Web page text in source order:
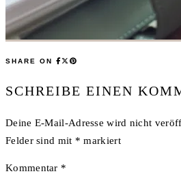
SHARE ON
SCHREIBE EINEN
Deine E-Mail-Adresse wird nicht
Felder sind mit * markiert
Kommentar *